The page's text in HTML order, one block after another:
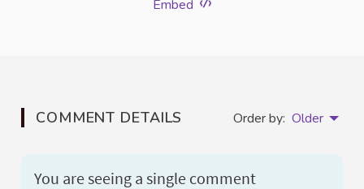
Embed
COMMENT DETAILS Order by: Older
You are seeing a single comment